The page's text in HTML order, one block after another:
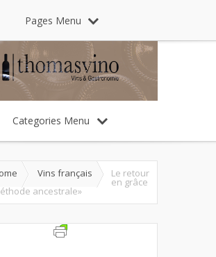
Pages Menu
Categories Menu
Vins français Le retour
en grâce
ancestrale»